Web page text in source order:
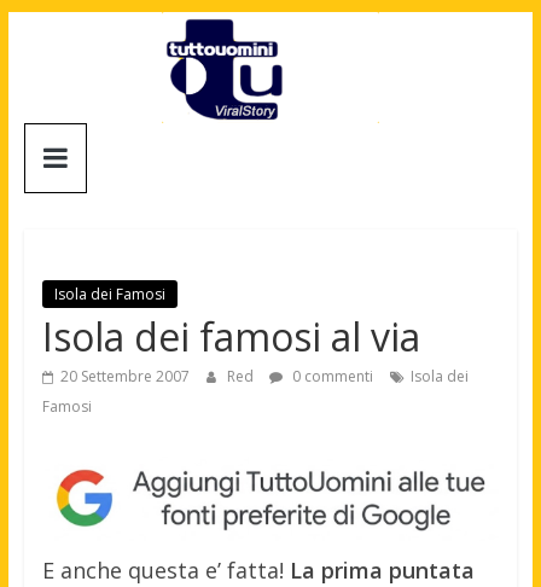
Tuttouomini
Motori,
gay
news
maschile
Isola dei Famosi
Isola dei famosi al via
20 Settembre 2007 Red 0 commenti
Isola dei
Famosi
E anche questa e’ fatta! La prima puntata